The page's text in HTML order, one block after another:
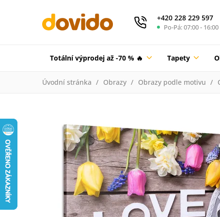
+420 228 229 597
Po-Pá: 07:00 - 16:00
Totální výprodej až -70 % 🔥 Tapety
Úvodní stránka Obrazy Obrazy podle motivu